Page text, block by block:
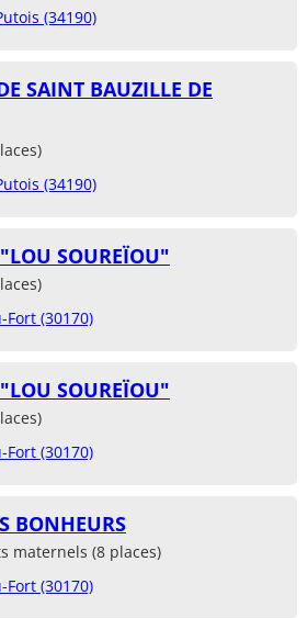
(34190)
SAINT BAUZILLE DE
(34190)
SOUREÏOU"
(30170)
SOUREÏOU"
(30170)
BONHEURS
maternels (8 places)
(30170)